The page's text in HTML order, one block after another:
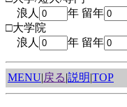
浪人
年 留年
□大学院
浪人
年 留年
MENU|戻る|説明|TOP